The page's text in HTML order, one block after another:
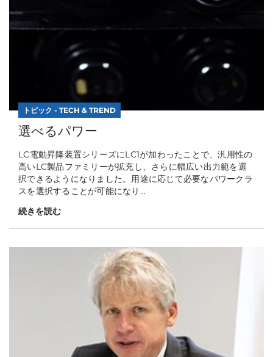
トピック - TECH & TREND
選べるパワー
LC電動昇降装置シリーズにLC1が加わったことで、汎用性の
高いLC製品ファミリーが拡充し、さらに幅広い出力範を選
択できるようになりました。用途に応じて必要なパワークラ
スを選択することが可能になり...
続きを読む